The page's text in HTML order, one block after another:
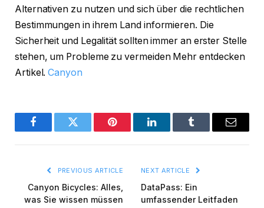
Alternativen zu nutzen und sich über die rechtlichen
Bestimmungen in ihrem Land informieren. Die
Sicherheit und Legalität sollten immer an erster Stelle
stehen, um Probleme zu vermeiden Mehr entdecken
Artikel.Canyon
FacebookTwitter Pinterest LinkedInTumblr Email
PREVIOUS ARTICLE
Canyon Bicycles: Alles,
was Sie wissen müssen
NEXT ARTICLE
DataPass: Ein
umfassender Leitfaden